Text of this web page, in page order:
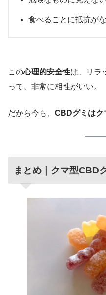
食べることに抵抗が
この心理的安全性は、リラ
って、非常に相性がいい。
だから今も、 CBDグミはク
まとめ｜クマ型CBD